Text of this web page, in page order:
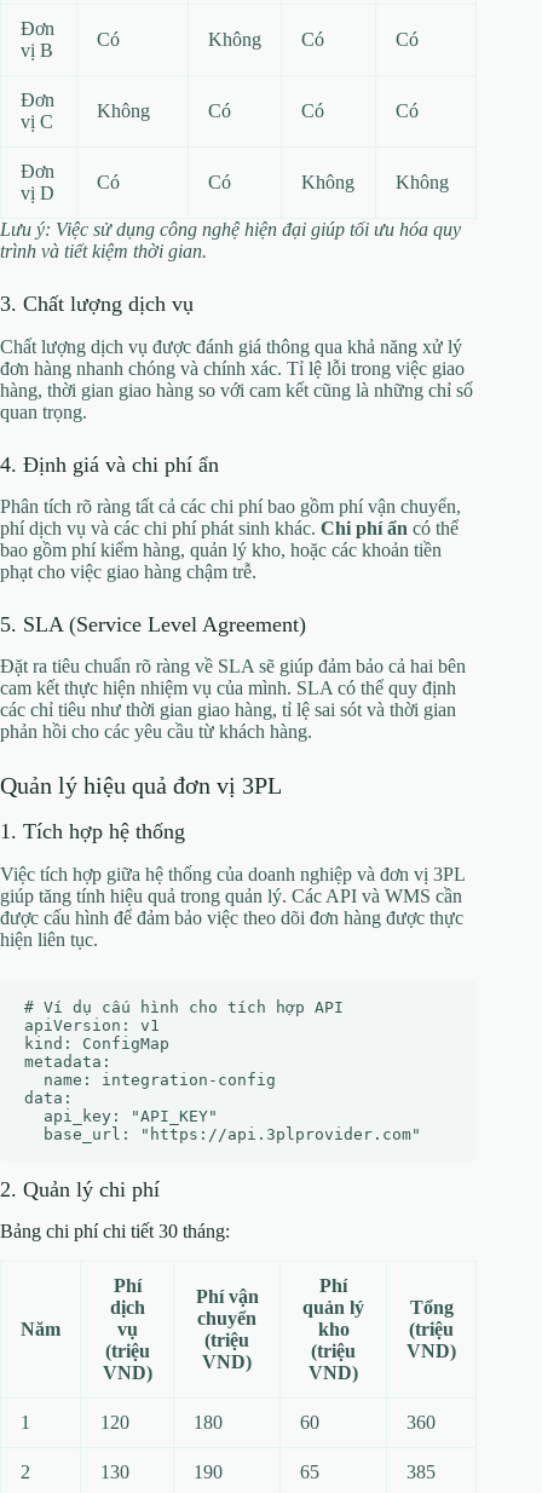
Đơn
vị B
Có Không Có Có
Đơn
vị C
Không Có Có Có
Đơn
vị D
Có Có Không Không
Lưu ý: Việc sử dụng công nghệ hiện đại giúp tối ưu hóa quy
trình và tiết kiệm thời gian.
3. Chất lượng dịch vụ
Chất lượng dịch vụ được đánh giá thông qua khả năng xử lý
đơn hàng nhanh chóng và chính xác. Tỉ lệ lỗi trong việc giao
hàng, thời gian giao hàng so với cam kết cũng là những chỉ số
quan trọng.
4. Định giá và chi phí ẩn
Phân tích rõ ràng tất cả các chi phí bao gồm phí vận chuyển,
phí dịch vụ và các chi phí phát sinh khác. Chi phí ẩn có thể
bao gồm phí kiểm hàng, quản lý kho, hoặc các khoản tiền
phạt cho việc giao hàng chậm trễ.
5. SLA (Service Level Agreement)
Đặt ra tiêu chuẩn rõ ràng về SLA sẽ giúp đảm bảo cả hai bên
cam kết thực hiện nhiệm vụ của mình. SLA có thể quy định
các chỉ tiêu như thời gian giao hàng, tỉ lệ sai sót và thời gian
phản hồi cho các yêu cầu từ khách hàng.
Quản lý hiệu quả đơn vị 3PL
1. Tích hợp hệ thống
Việc tích hợp giữa hệ thống của doanh nghiệp và đơn vị 3PL
giúp tăng tính hiệu quả trong quản lý. Các API và WMS cần
được cấu hình để đảm bảo việc theo dõi đơn hàng được thực
hiện liên tục.
# Ví dụ cấu hình cho tích hợp API
apiVersion: v1
kind: ConfigMap
metadata:
  name: integration-config
data:
  api_key: "API_KEY"
2. Quản lý chi phí
Bảng chi phí chi tiết 30 tháng:
Năm
Phí
dịch
vụ
(triệu
VND)
Phí vận
chuyển
(triệu
VND)
Phí
quản lý
kho
(triệu
VND)
Tổng
(triệu
VND)
1 120 180 60 360
2 130 190 65 385